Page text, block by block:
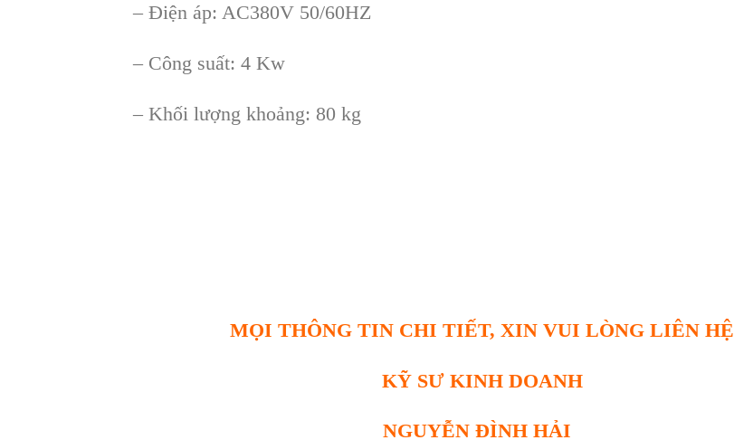
– Điện áp: AC380V 50/60HZ
– Công suất: 4 Kw
– Khối lượng khoảng: 80 kg
MỌI THÔNG TIN CHI TIẾT, XIN VUI LÒNG LIÊN HỆ
KỸ SƯ KINH DOANH
NGUYỄN ĐÌNH HẢI